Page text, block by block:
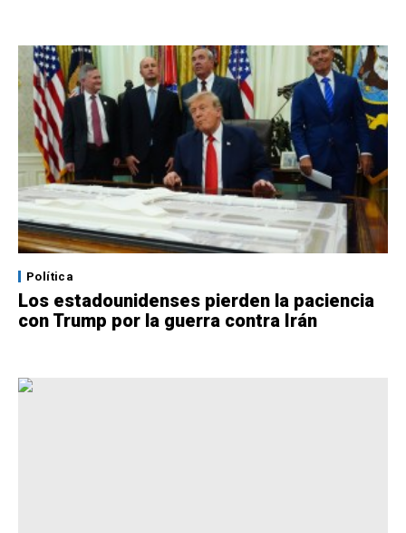
Política
Los estadounidenses pierden la paciencia
con Trump por la guerra contra Irán